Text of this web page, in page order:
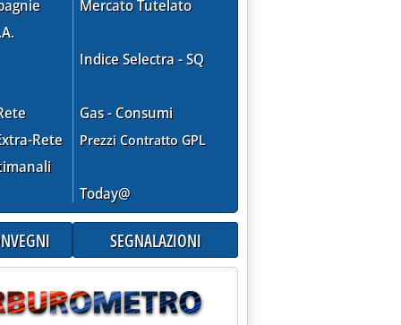
il pieno sui punti vendita Edison '
Rete
Mercato Tutelato
Indice Selectra - SQ
Gas - Consumi
Prezzi Contratto GPL
Today@
SEGNALAZIONI